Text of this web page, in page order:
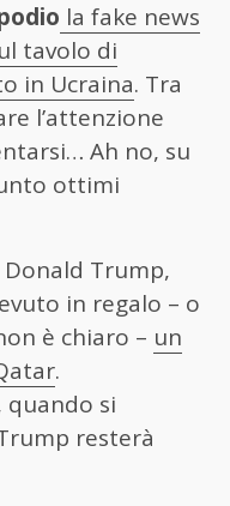
la fake news
tavolo di
in Ucraina. Tra
l’attenzione
Ah no, su
ottimi
Donald Trump,
in regalo – o
è chiaro – un
.
quando si
resterà